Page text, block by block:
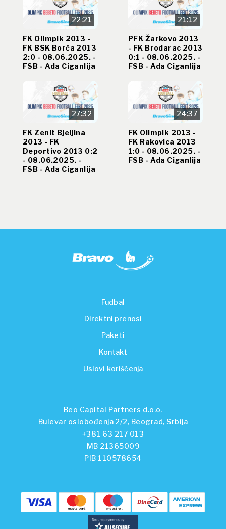
22:21
FK Olimpik 2013 -
FK BSK Borča 2013
2:0 - 08.06.2025. -
FSB - Ada Ciganlija
21:12
PFK Žarkovo 2013
- FK Brodarac 2013
0:1 - 08.06.2025. -
FSB - Ada Ciganlija
27:32
FK Zenit Bjeljina
2013 - FK
Deportivo 2013 0:2
- 08.06.2025. -
FSB - Ada Ciganlija
24:37
FK Olimpik 2013 -
FK Rakovica 2013
1:0 - 08.06.2025. -
FSB - Ada Ciganlija
Fudbal
Direktni prenosi
Paketi
Kontakt
Uslovi korišćenja
Beo Capital Partners d.o.o.
Bulevar oslobođenja 2/2, Beograd, Srbija
+381 63 217 013
MB 21365009
PIB 110578654